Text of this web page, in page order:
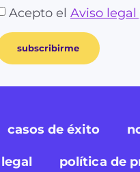
Acepto el Aviso
subscribirme
casos de éxito
política de